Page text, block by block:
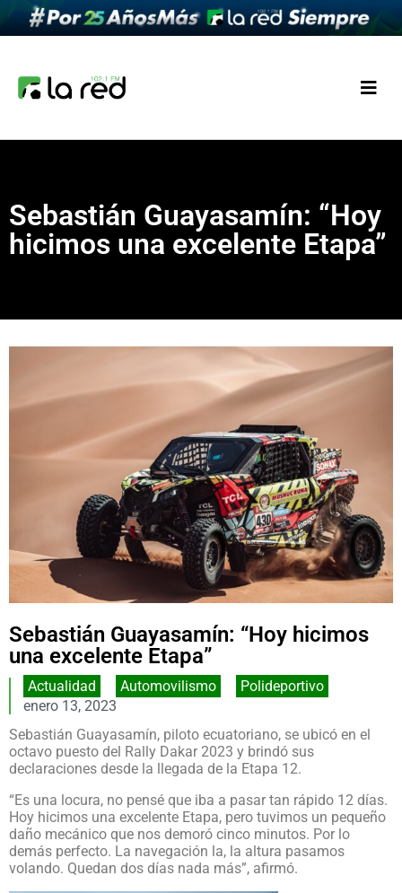
Sebastián Guayasamín: “Hoy
hicimos una excelente Etapa”
Sebastián Guayasamín: “Hoy hicimos
una excelente Etapa”
Actualidad Automovilismo
Polideportivo
enero 13, 2023
Sebastián Guayasamín, piloto ecuatoriano, se ubicó en el
octavo puesto del Rally Dakar 2023 y brindó sus
declaraciones desde la llegada de la Etapa 12.
“Es una locura, no pensé que iba a pasar tan rápido 12 días.
Hoy hicimos una excelente Etapa, pero tuvimos un pequeño
daño mecánico que nos demoró cinco minutos. Por lo
demás perfecto. La navegación la, la altura pasamos
volando. Quedan dos días nada más”, afirmó.